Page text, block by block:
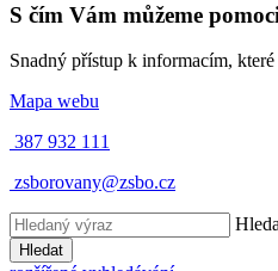
S čím Vám můžeme
Snadný přístup k informacím,
Mapa webu
387 932 111
zsborovany@zsbo.cz
Hledat